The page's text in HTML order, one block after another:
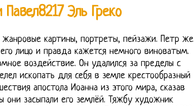
Эль Греко
жанровые картины, портреты, пейзажи. Петр же
лицо и правда кажется немного виноватым.
воздействие. Он удалился за пределы с
ископать для себя в земле крестообразный
апостола Иоанна из этого мира, сказав
они засыпали его землёй. Тяжбу художник